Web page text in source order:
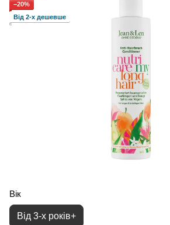
−20%
Від 2-х дешевше
Вік
Від 3-х років+